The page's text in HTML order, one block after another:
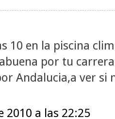
10 en la piscina
por tu
Andalucia,a ver si
2010 a las 22:25